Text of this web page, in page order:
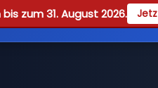
zum 31. August 2026.
Reviews Guides